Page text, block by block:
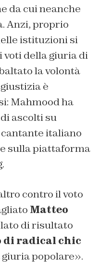
da cui neanche
Anzi, proprio
istituzioni si
voti della giuria di
la volontà
è
Mahmood ha
ascolti su
italiano
sulla piattaforma
contro il voto
Matteo
di risultato
di radical chic
popolare».